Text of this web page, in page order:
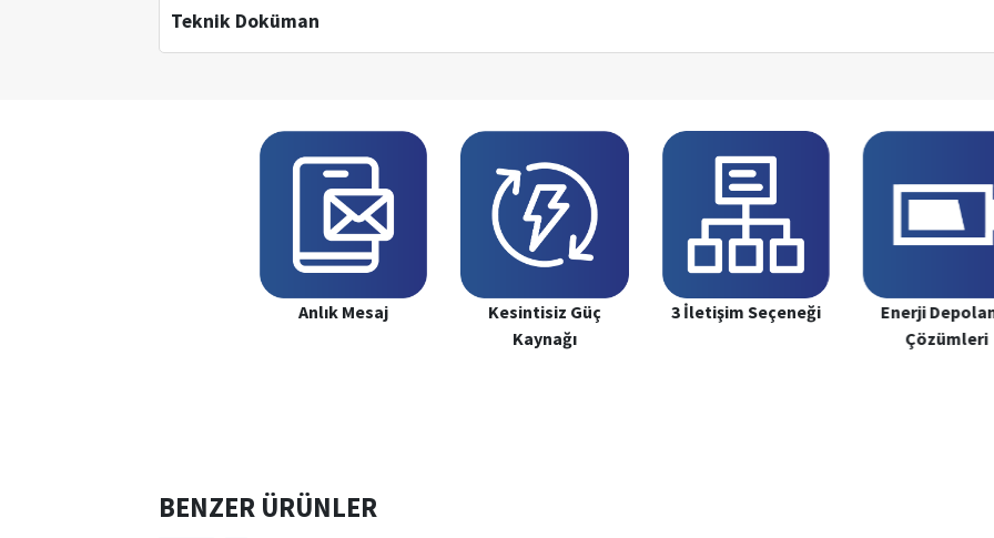
Teknik Doküman
Anlık Mesaj
Kesintisiz Güç
Kaynağı
3 İletişim Seçeneği
Enerji
Çözümleri
BENZER ÜRÜNLER